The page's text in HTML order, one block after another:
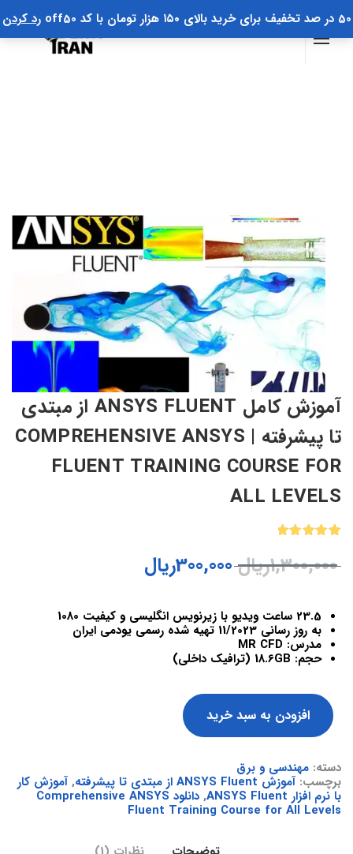
50 در صد تخفیف برای خرید بالای ۱۵۰ هزار تومان با کد off50 رد کردن
آموزش کامل ANSYS FLUENT از مبتدی
تا پیشرفته | COMPREHENSIVE ANSYS
FLUENT TRAINING COURSE FOR
ALL LEVELS
از 5
در
1,300,000ریال 300,000ریال
23.5 ساعت ویدیو با زیرنویس انگلیسی و کیفیت 1080
به روز رسانی 11/2023 تهیه شده رسمی یودمی ایران
مدرس: MR CFD
حجم: 18.6GB (ترافیک داخلی)
افزودن به سبد خرید
دسته: مهندسی و برق
برچسب: آموزش ANSYS Fluent از مبتدی تا پیشرفته , آموزش کار
با نرم افزار ANSYS Fluent , دانلود Comprehensive ANSYS
Fluent Training Course for All Levels